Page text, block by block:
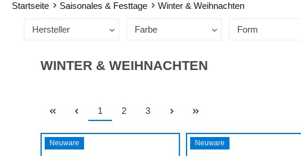
Startseite Saisonales & Festtage Winter & Weihnachten
Hersteller Farbe Form
WINTER & WEIHNACHTEN
Seite
1 Seite
2 Seite
3
Neuware Neuware